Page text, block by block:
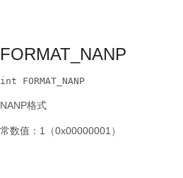
FORMAT_NANP
int FORMAT_NANP
NANP格式
常数值：1（0x00000001）